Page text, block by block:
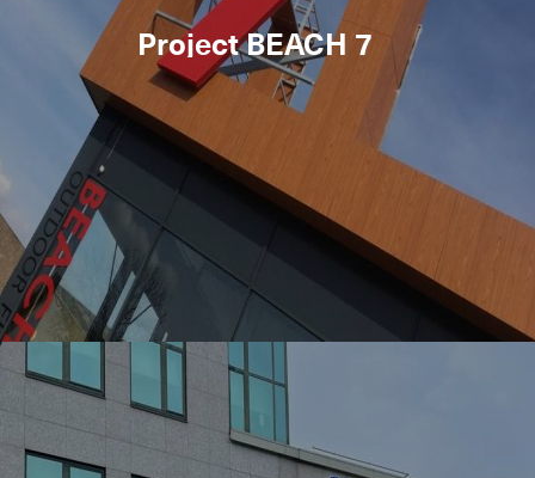
Project BEACH 7